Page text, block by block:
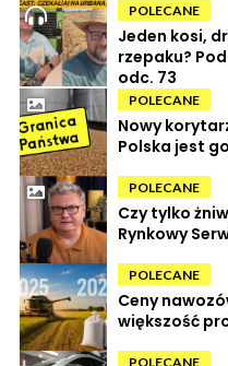
POLECANE
Jeden kosi,
rzepaku?
odc. 73
POLECANE
Nowy
Polska jest
POLECANE
Czy tylko
Rynkowy
POLECANE
Ceny
większość
POLECANE